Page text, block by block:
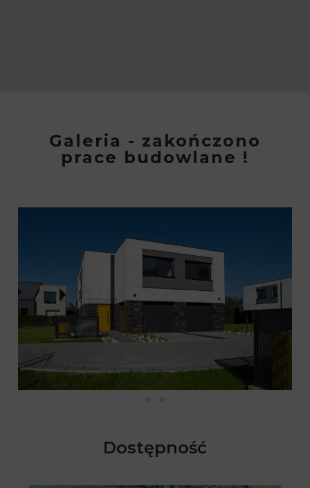
Galeria - zakończono
prace budowlane !
Dostępność